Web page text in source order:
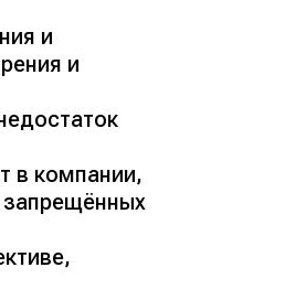
и
и
в компании,
запрещённых